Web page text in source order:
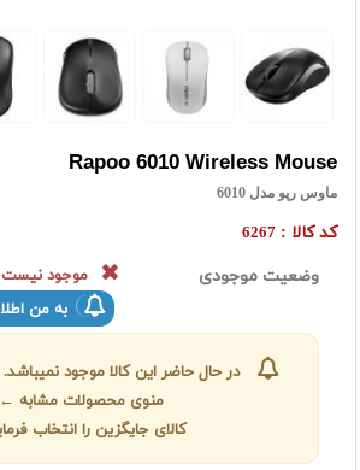
Rapoo 6010 Wireless Mouse
ماوس رپو مدل 6010
کد کالا : 6267
وضعیت موجودی
موجود نیست
به من
در حال حاضر این کالا موجود
منوی محصولات مشابه ←
کالای جایگزین را انتخاب